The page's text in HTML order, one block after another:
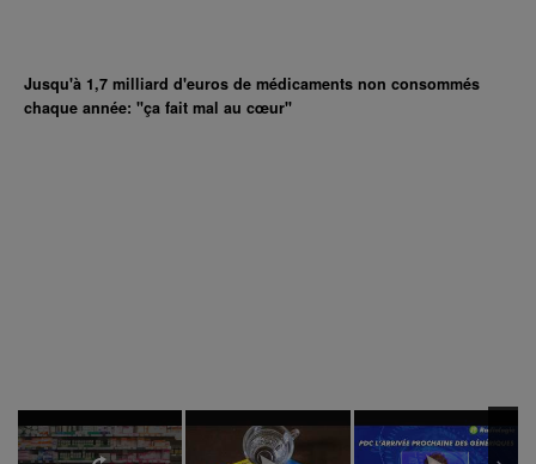
Jusqu'à 1,7 milliard d'euros de médicaments non consommés
chaque année: "ça fait mal au cœur"